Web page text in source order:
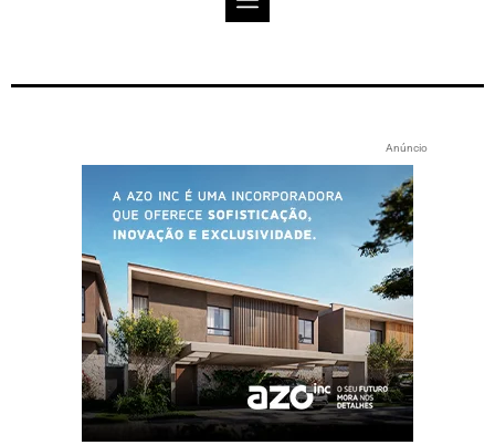
Anúncio